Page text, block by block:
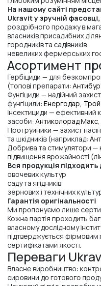
На нашому сайті
Ukravit у зручній
роздрібного продажу в
власників присадибних
городників та садівників
невеликих фермерських
Асортимент
Гербіциди — для
(топові препарати:
Фунгіциди — надійний
фунгіцили: Енергодар,
Інсектициди — ефективний
засоби: Антиколорад Макс,
Протруйники — захист
та шкідників (наприклад:
Добрива та стимулятори —
підвищення врожайності
Вся продукція
овочевих культур
саду та ягідників
зернових і технічних
Гарантія оригінальності
Ми пропонуємо лише
Кожна партія проходить
власному дослідному
підтверджується
сертифікатами якості.
Переваги
Власне виробництво:
сировини до готового